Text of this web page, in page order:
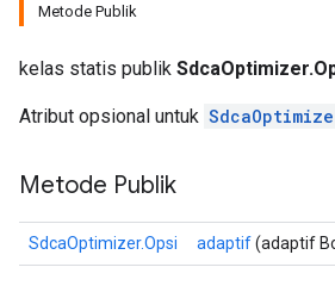
Metode Publik
kelas statis publik
Atribut opsional untuk
Metode Publik
SdcaOptimizer.Opsi adaptif(adaptif